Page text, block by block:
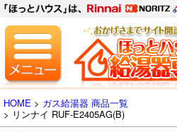
HOME > ガス給湯器 商品一覧
> リンナイ RUF-E2405AG(B)